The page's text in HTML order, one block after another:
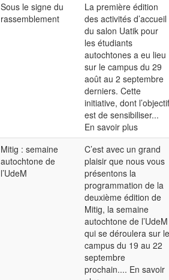
Sous le signe du
rassemblement
La première édition
des activités d’accueil
du salon Uatik pour
les étudiants
autochtones a eu lieu
sur le campus du 29
août au 2 septembre
derniers. Cette
initiative, dont l’objectif
est de sensibiliser...
En savoir plus
Mitig : semaine
autochtone de
l’UdeM
C’est avec un grand
plaisir que nous vous
présentons la
programmation de la
deuxième édition de
Mitig, la semaine
autochtone de l’UdeM
qui se déroulera sur le
campus du 19 au 22
septembre
prochain.... En savoir